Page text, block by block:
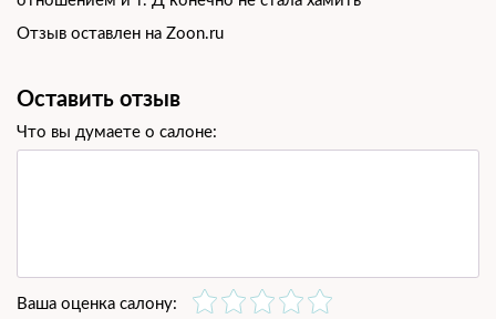
Отзыв оставлен на Zoon.ru
Оставить отзыв
Что вы думаете о салоне:
Ваша оценка салону: